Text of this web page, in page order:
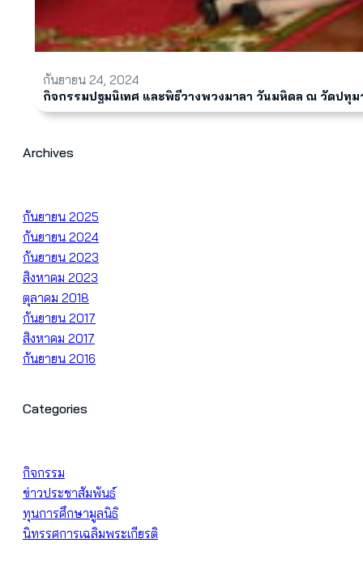
กันยายน 24, 2024
กิจกรรมปฐมนิเทศ และพิธีวางพวงมาลา วันมหิดล ณ วัดปทุม
Archives
กันยายน 2025
กันยายน 2024
กันยายน 2023
สิงหาคม 2023
ตุลาคม 2018
กันยายน 2017
สิงหาคม 2017
กันยายน 2016
Categories
กิจกรรม
ข่าวประชาสัมพันธ์
ทุนการศึกษามูลนิธิ
นิทรรศการเฉลิมพระเกียรติ